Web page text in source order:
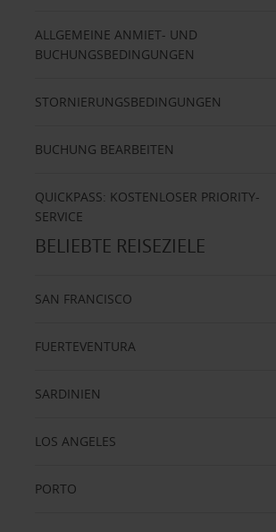
ALLGEMEINE ANMIET- UND
BUCHUNGSBEDINGUNGEN
STORNIERUNGSBEDINGUNGEN
BUCHUNG BEARBEITEN
QUICKPASS: KOSTENLOSER PRIORITY-
SERVICE
BELIEBTE REISEZIELE
SAN FRANCISCO
FUERTEVENTURA
SARDINIEN
LOS ANGELES
PORTO